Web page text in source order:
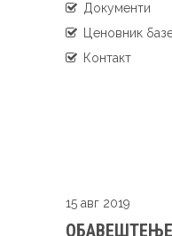
Документи
Ценовник
Контакт
15 авг 2019